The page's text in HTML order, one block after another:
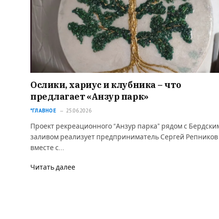
Ослики, хариус и клубника – что
предлагает «Анзур парк»
*ГЛАВНОЕ 25.06.2026
Проект рекреационного “Анзур парка” рядом с
заливом реализует предприниматель Сергей Репников
вместе с…
Читать далее